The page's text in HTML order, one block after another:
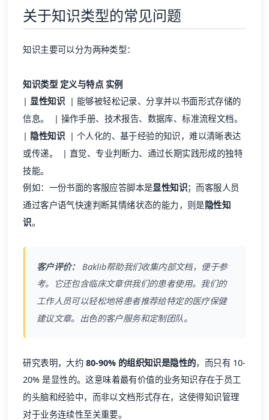
关于知识类型的常见问题
知识主要可以分为两种类型：
知识类型 定义与特点 实例
|显性知识 | 能够被轻松记录、分享并以书面形式存储的
信息。 | 操作手册、技术报告、数据库、标准流程文档。
| 隐性知识 | 个人化的、基于经验的知识，难以清晰表达
或传递。 | 直觉、专业判断力、通过长期实践形成的独特
技能。
例如：一份书面的客服应答脚本是显性知识；而客服人员
通过客户语气快速判断其情绪状态的能力，则是隐性知
识。
客户评价： Baklib帮助我们收集内部文档，便于参
考。它还包含临床文章供我们的患者使用。我们的
工作人员可以轻松地将患者推荐给特定的医疗保健
建议文章。出色的客户服务和定制团队。
研究表明，大约80-90% 的组织知识是隐性的，而只有 10-
20% 是显性的。这意味着最有价值的业务知识存在于员工
的头脑和经验中，而非以文档形式存在，这使得知识管理
对于业务连续性至关重要。